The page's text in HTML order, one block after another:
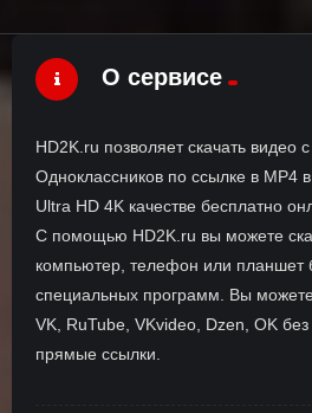
О сервисе
HD2K.ru позволяет скачать видео
Одноклассников по ссылке в MP4
Ultra HD 4K качестве бесплатно
С помощью HD2K.ru вы можете
компьютер, телефон или планшет
специальных программ. Вы можете
VK, RuTube, VKvideo, Dzen, OK
прямые ссылки.